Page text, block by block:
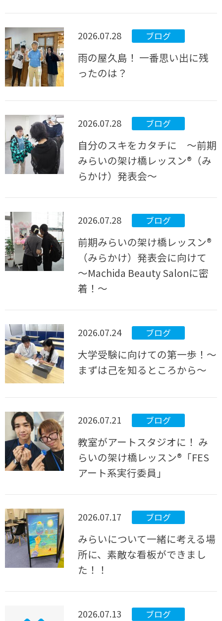
2026.07.28 ブログ
雨の屋久島！ 一番思い出に残
ったのは？
2026.07.28 ブログ
自分のスキをカタチに ～前期
みらいの架け橋レッスン®（み
らかけ）発表会～
2026.07.28 ブログ
前期みらいの架け橋レッスン®
（みらかけ）発表会に向けて
～Machida Beauty Salonに密
着！～
2026.07.24 ブログ
大学受験に向けての第一歩！～
まずは己を知るところから～
2026.07.21 ブログ
教室がアートスタジオに！ み
らいの架け橋レッスン®「FES
アート系実行委員」
2026.07.17 ブログ
みらいについて一緒に考える場
所に、素敵な看板ができまし
た！！
2026.07.13 ブログ